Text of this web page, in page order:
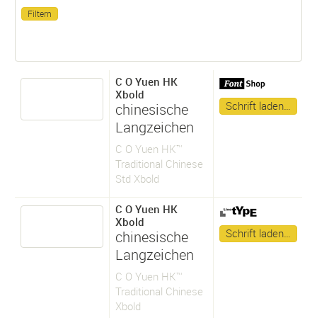
C O Yuen HK
Xbold
chinesische
Langzeichen
C O Yuen HK™
Traditional Chinese
Std Xbold
Schrift laden…
C O Yuen HK
Xbold
chinesische
Langzeichen
C O Yuen HK™
Traditional Chinese
Xbold
Schrift laden…